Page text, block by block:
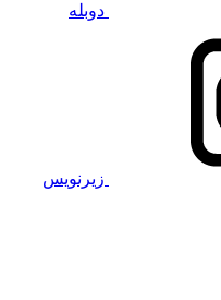
دوبله
زیرنویس